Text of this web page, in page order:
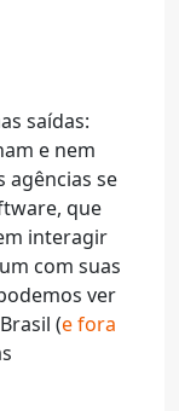
saídas:
e nem
agências se
que
interagir
com suas
ver
(e fora